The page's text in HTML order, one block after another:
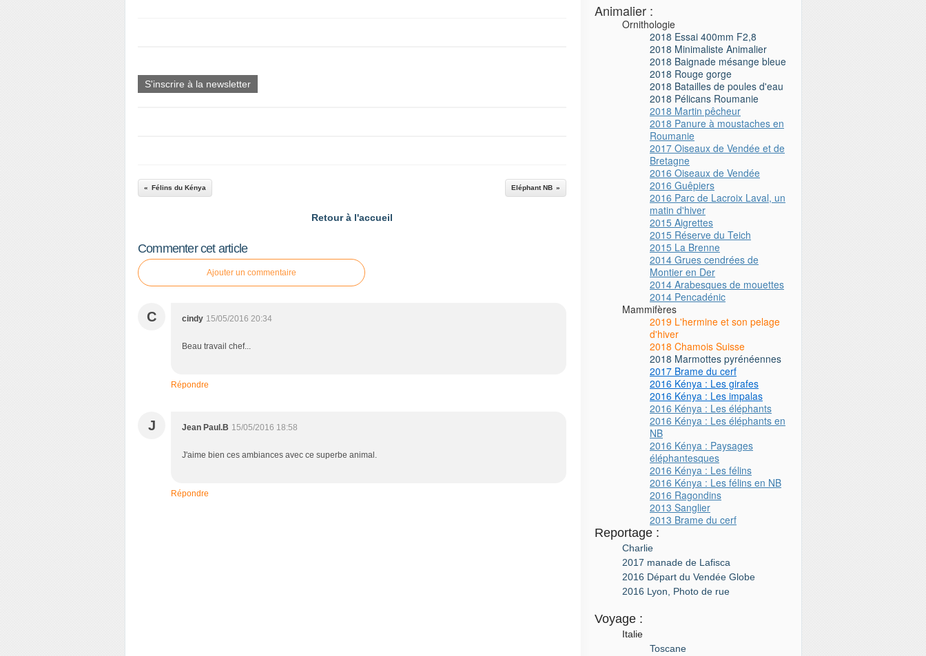
S'inscrire à la newsletter
Félins du Kénya Eléphant NB
Retour à l'accueil
Commenter cet article
Ajouter un commentaire
C cindy 15/05/2016 20:34
Beau travail chef...
Répondre
J Jean Paul.B 15/05/2016 18:58
J'aime bien ces ambiances avec ce superbe animal.
Répondre
Animalier :
Ornithologie
2018 Essai 400mm F2,8
2018 Minimaliste Animalier
2018 Baignade mésange bleue
2018 Rouge gorge
2018 Batailles de poules d'eau
2018 Pélicans Roumanie
2018 Martin pêcheur
2018 Panure à moustaches en
Roumanie
2017 Oiseaux de Vendée et de
Bretagne
2016 Oiseaux de Vendée
2016 Guêpiers
2016 Parc de Lacroix Laval, un
matin d'hiver
2015 Aigrettes
2015 Réserve du Teich
2015 La Brenne
2014 Grues cendrées de
Montier en Der
2014 Arabesques de mouettes
2014 Pencadénic
Mammifères
2019 L'hermine et son pelage
d'hiver
2018 Chamois Suisse
2018 Marmottes pyrénéennes
2017 Brame du cerf
2016 Kénya : Les girafes
2016 Kénya : Les impalas
2016 Kénya : Les éléphants
2016 Kénya : Les éléphants en
NB
2016 Kénya : Paysages
éléphantesques
2016 Kénya : Les félins
2016 Kénya : Les félins en NB
2016 Ragondins
2013 Sanglier
2013 Brame du cerf
Reportage :
Charlie
2017 manade de Lafisca
2016 Départ du Vendée Globe
2016 Lyon, Photo de rue
Voyage :
Italie
Toscane